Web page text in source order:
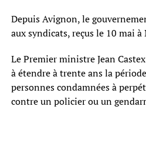
Depuis Avignon, le
aux syndicats, reçus le 10 mai
Le Premier ministre Jean
à étendre à trente ans la
personnes condamnées à
contre un policier ou un